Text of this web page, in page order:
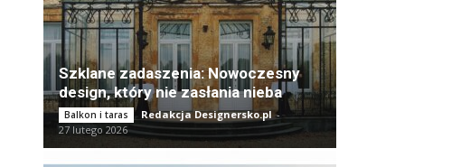
Szklane zadaszenia: Nowoczesny
design, który nie zasłania nieba
Balkon i taras Redakcja Designersko.pl -
27 lutego 2026